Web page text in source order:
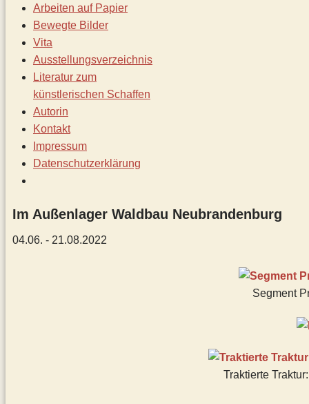
Arbeiten auf Papier
Bewegte Bilder
Vita
Ausstellungsverzeichnis
Literatur zum
künstlerischen Schaffen
Autorin
Kontakt
Impressum
Datenschutz­erklärung
Im Außenlager Waldbau Neubrandenburg
04.06. - 21.08.2022
Segment
Traktierte